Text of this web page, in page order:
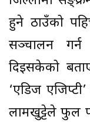
हुने ठाउँको
सञ्चालन
दिइसकेको
‘एडिज
लामखुट्टेले फुल